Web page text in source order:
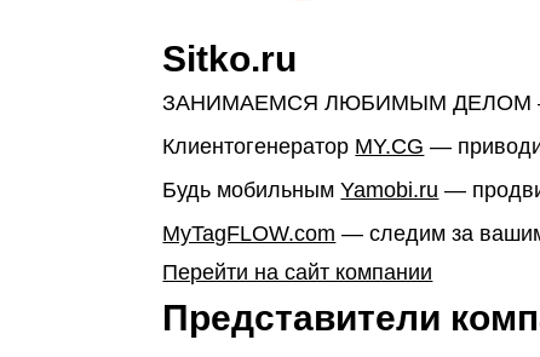
Sitko.ru
ЗАНИМАЕМСЯ ЛЮБИМЫМ ДЕЛОМ
Клиентогенератор MY.CG —
Будь мобильнымYamobi.ru —
MyTagFLOW.com — следим за
Перейти на сайт компании
Представители